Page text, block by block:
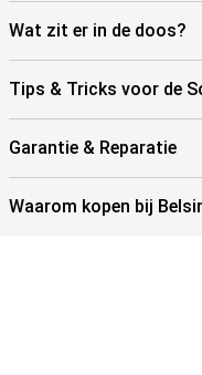
Wat zit er in de doos?
Tips & Tricks voor de
Garantie & Reparatie
Waarom kopen bij